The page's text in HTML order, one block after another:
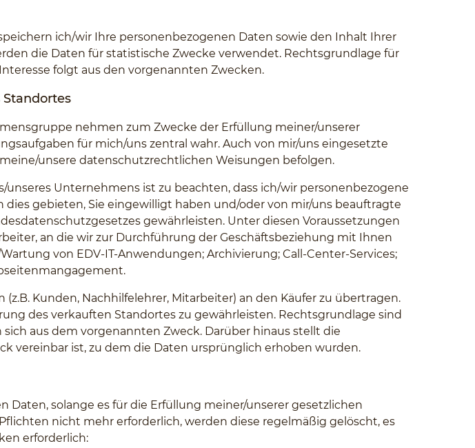
ich/wir Ihre personenbezogenen Daten sowie den Inhalt Ihrer
die Daten für statistische Zwecke verwendet. Rechtsgrundlage für
folgt aus den vorgenannten Zwecken.
nehmen zum Zwecke der Erfüllung meiner/unserer
für mich/uns zentral wahr. Auch von mir/uns eingesetzte
unsere datenschutzrechtlichen Weisungen befolgen.
Unternehmens ist zu beachten, dass ich/wir personenbezogene
gebieten, Sie eingewilligt haben und/oder von mir/uns beauftragte
gewährleisten. Unter diesen Voraussetzungen
an die wir zur Durchführung der Geschäftsbeziehung mit Ihnen
von EDV-IT-Anwendungen; Archivierung; Call-Center-Services;
Kunden, Nachhilfelehrer, Mitarbeiter) an den Käufer zu übertragen.
des verkauften Standortes zu gewährleisten. Rechtsgrundlage sind
sich aus dem vorgenannten Zweck. Darüber hinaus stellt die
vereinbar ist, zu dem die Daten ursprünglich erhoben wurden.
solange es für die Erfüllung meiner/unserer gesetzlichen
nicht mehr erforderlich, werden diese regelmäßig gelöscht, es
erforderlich: